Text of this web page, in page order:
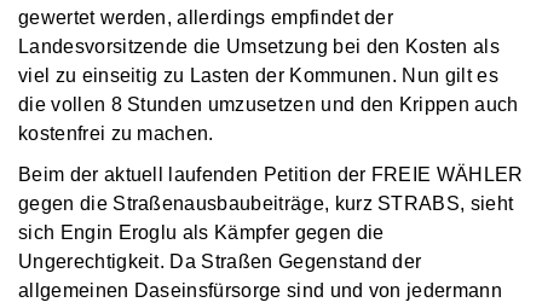
gewertet werden, allerdings empfindet der
Landesvorsitzende die Umsetzung bei den Kosten als
viel zu einseitig zu Lasten der Kommunen. Nun gilt es
die vollen 8 Stunden umzusetzen und den Krippen auch
kostenfrei zu machen.
Beim der aktuell laufenden Petition der FREIE WÄHLER
gegen die Straßenausbaubeiträge, kurz STRABS, sieht
sich Engin Eroglu als Kämpfer gegen die
Ungerechtigkeit. Da Straßen Gegenstand der
allgemeinen Daseinsfürsorge sind und von jedermann